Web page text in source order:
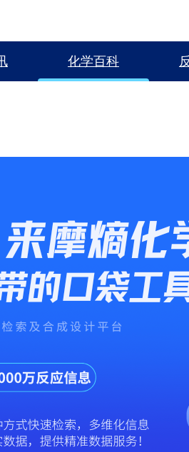
化学百科
Reaction